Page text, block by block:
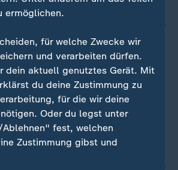
Videos
ermöglichen.
für welche Zwecke wir
und verarbeiten dürfen.
dein aktuell genutztes Gerät. Mit
du deine Zustimmung zu
für die wir deine
Oder du legst unter
fest, welchen
Zustimmung gibst und